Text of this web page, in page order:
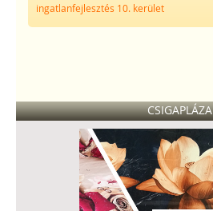
ingatlanfejlesztés 10. kerület
CSIGAPLÁZA